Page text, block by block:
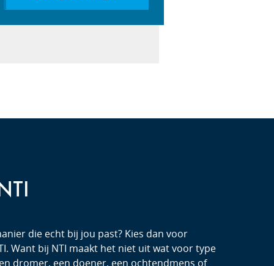
die echt bij jou past? Kies dan voor
Want bij NTI maakt het niet uit wat voor type
dromer, een doener, een ochtendmens of